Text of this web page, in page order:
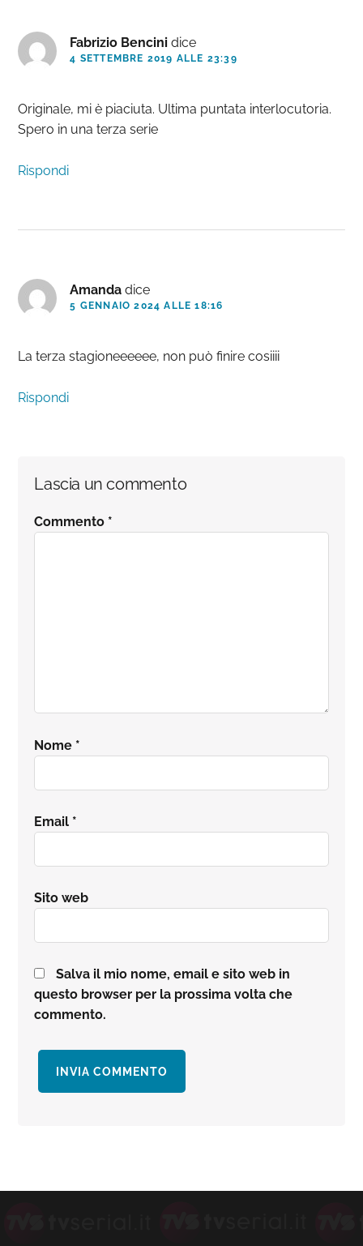
Fabrizio Bencini dice
4 SETTEMBRE 2019 ALLE 23:39
Originale, mi è piaciuta. Ultima puntata interlocutoria.
Spero in una terza serie
Rispondi
Amanda dice
5 GENNAIO 2024 ALLE 18:16
La terza stagioneeeeee, non può finire cosiiii
Rispondi
Lascia un commento
Commento *
Nome *
Email *
Sito web
Salva il mio nome, email e sito web in
questo browser per la prossima volta che
commento.